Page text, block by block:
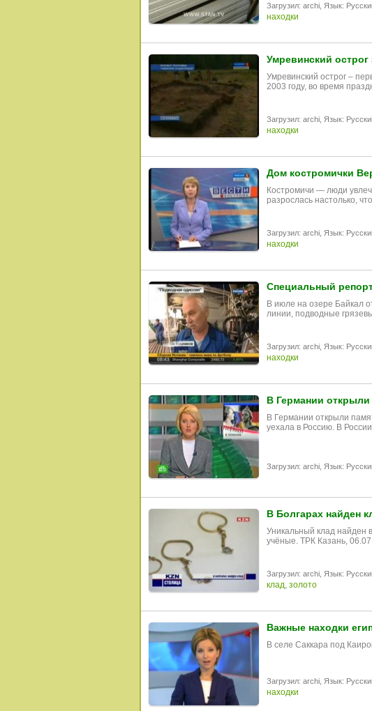
Загрузил: archi, Язык:
находки
Умревинский острог
Умревинский острог –
2003 году, во время
Загрузил: archi, Язык:
находки
Дом костромички
Костромичи — люди
разрослась настолько,
Загрузил: archi, Язык:
находки
Специальный
В июле на озере Байкал
линии, подводные
Загрузил: archi, Язык:
находки
В Германии открыли
В Германии открыли
уехала в Россию. В
Загрузил: archi, Язык:
В Болгарах найден
Уникальный клад найден
учёные. ТРК Казань,
Загрузил: archi, Язык:
клад, золото
Важные находки
В селе Саккара под
Загрузил: archi, Язык:
находки